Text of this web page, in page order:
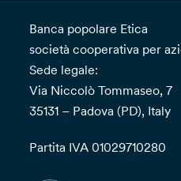
Banca popolare Etica
società cooperativa per
Sede legale:
Via Niccolò Tommaseo, 7
35131 – Padova (PD), Italy
Partita IVA 01029710280